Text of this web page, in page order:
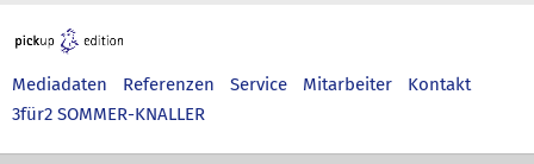
Mediadaten Referenzen Service Mitarbeiter
Kontakt
3für2 SOMMER-KNALLER